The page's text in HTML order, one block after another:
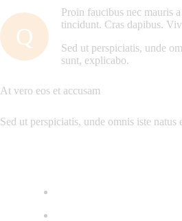
Q
Proin faucibus nec mauris
tincidunt. Cras dapibus.
Sed ut perspiciatis, unde
sunt, explicabo.
At vero eos et accusam
Sed ut perspiciatis, unde omnis iste